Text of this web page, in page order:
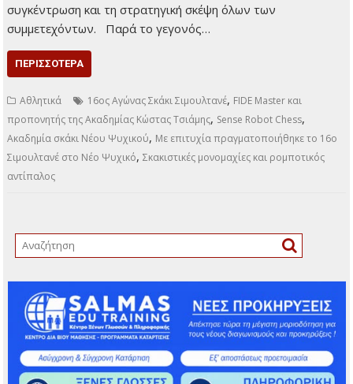
συγκέντρωση και τη στρατηγική σκέψη όλων των
συμμετεχόντων. Παρά το γεγονός…
ΠΕΡΙΣΣΌΤΕΡΑ
Αθλητικά 16ος Αγώνας Σκάκι Σιμουλτανέ, FIDE Master και
προπονητής της Ακαδημίας Κώστας Τσιάμης, Sense Robot Chess,
Ακαδημία σκάκι Νέου Ψυχικού, Με επιτυχία πραγματοποιήθηκε το 16ο
Σιμουλτανέ στο Νέο Ψυχικό,Σκακιστικές μονομαχίες και ρομποτικός
αντίπαλος